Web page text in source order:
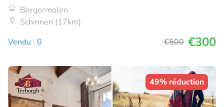
Borgermolen
Schinnen (17km)
Vendu : 0
€500 €300
49% réduction